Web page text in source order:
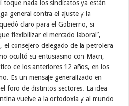
toque nada los sindicatos ya están
general contra el ajuste y la
claro para el Gobierno, si
flexibilizar el mercado laboral”,
el consejero delegado de la petrolera
ocultó su entusiasmo con Macri,
de los anteriores 12 años, en los
Es un mensaje generalizado en
foro de distintos sectores. La idea
vuelve a la ortodoxia y al mundo